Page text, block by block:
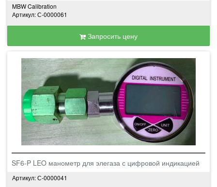
MBW Calibration
Артикул: С-0000061
Запросить цену
SF6-P LEO манометр для элегаза с цифровой индикацией
Артикул: С-0000041